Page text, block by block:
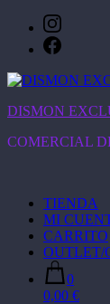
contenido
DISMON
COMERCIAL
TIENDA
MI
CARRITO
OUTLET/
0
0,00 €